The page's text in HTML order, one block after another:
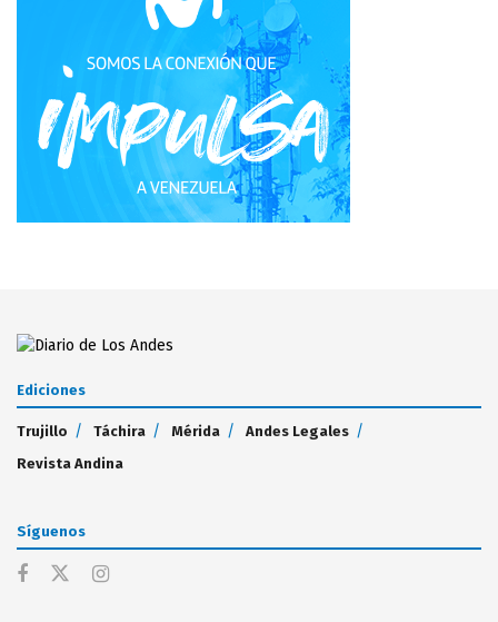
Ediciones
Trujillo Táchira Mérida
Andes Legales
Revista Andina
Síguenos